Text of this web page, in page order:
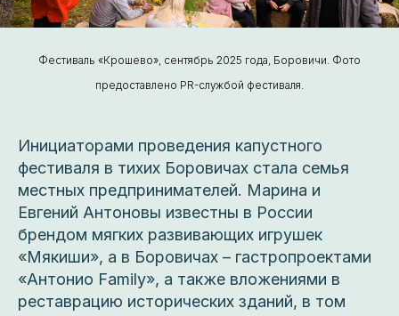
Фестиваль «Крошево», сентябрь 2025 года, Боровичи. Фото
предоставлено PR-службой фестиваля.
Инициаторами проведения капустного
фестиваля в тихих Боровичах стала семья
местных предпринимателей. Марина и
Евгений Антоновы известны в России
брендом мягких развивающих игрушек
«Мякиши», а в Боровичах – гастропроектами
«Антонио Family», а также вложениями в
реставрацию исторических зданий, в том